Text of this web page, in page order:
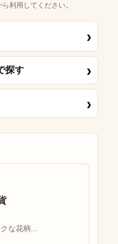
利用してください。
›
探す ›
›
な花柄...